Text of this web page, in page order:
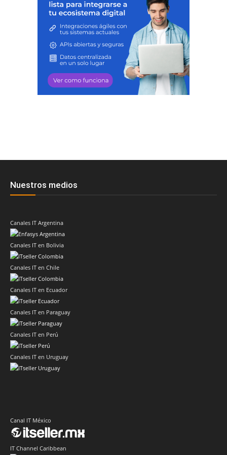
Nuestros medios
Canales IT Argentina
Canales IT en Bolivia
Canales IT en Chile
Canales IT en Ecuador
Canales IT en Paraguay
Canales IT en Perú
Canales IT en Uruguay
Canal IT México
IT Channel Caribbean